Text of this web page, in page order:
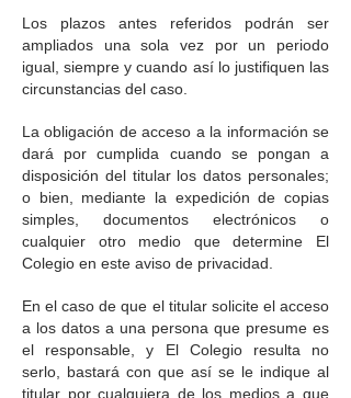
Los plazos antes referidos podrán ser
ampliados una sola vez por un periodo
igual, siempre y cuando así lo justifiquen las
circunstancias del caso.
La obligación de acceso a la información se
dará por cumplida cuando se pongan a
disposición del titular los datos personales;
o bien, mediante la expedición de copias
simples, documentos electrónicos o
cualquier otro medio que determine El
Colegio en este aviso de privacidad.
En el caso de que el titular solicite el acceso
a los datos a una persona que presume es
el responsable, y El Colegio resulta no
serlo, bastará con que así se le indique al
titular por cualquiera de los medios a que